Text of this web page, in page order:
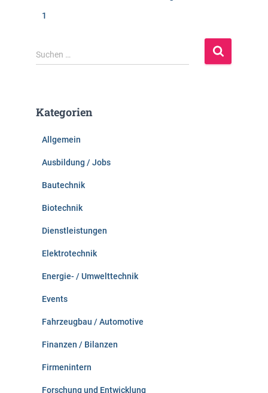
1
S
u
n
Suchen …
Kategorien
Allgemein
Ausbildung / Jobs
Bautechnik
Biotechnik
Dienstleistungen
Elektrotechnik
Energie- / Umwelttechnik
Events
Fahrzeugbau / Automotive
Finanzen / Bilanzen
Firmenintern
Forschung und Entwicklung